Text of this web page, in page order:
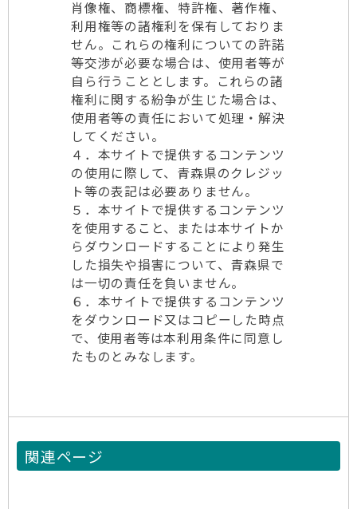
肖像権、商標権、特許権、著作権、
利用権等の諸権利を保有しておりま
せん。これらの権利についての許諾
等交渉が必要な場合は、使用者等が
自ら行うこととします。これらの諸
権利に関する紛争が生じた場合は、
使用者等の責任において処理・解決
してください。
４．本サイトで提供するコンテンツ
の使用に際して、青森県のクレジッ
ト等の表記は必要ありません。
５．本サイトで提供するコンテンツ
を使用すること、または本サイトか
らダウンロードすることにより発生
した損失や損害について、青森県で
は一切の責任を負いません。
６．本サイトで提供するコンテンツ
をダウンロード又はコピーした時点
で、使用者等は本利用条件に同意し
たものとみなします。
関連ページ